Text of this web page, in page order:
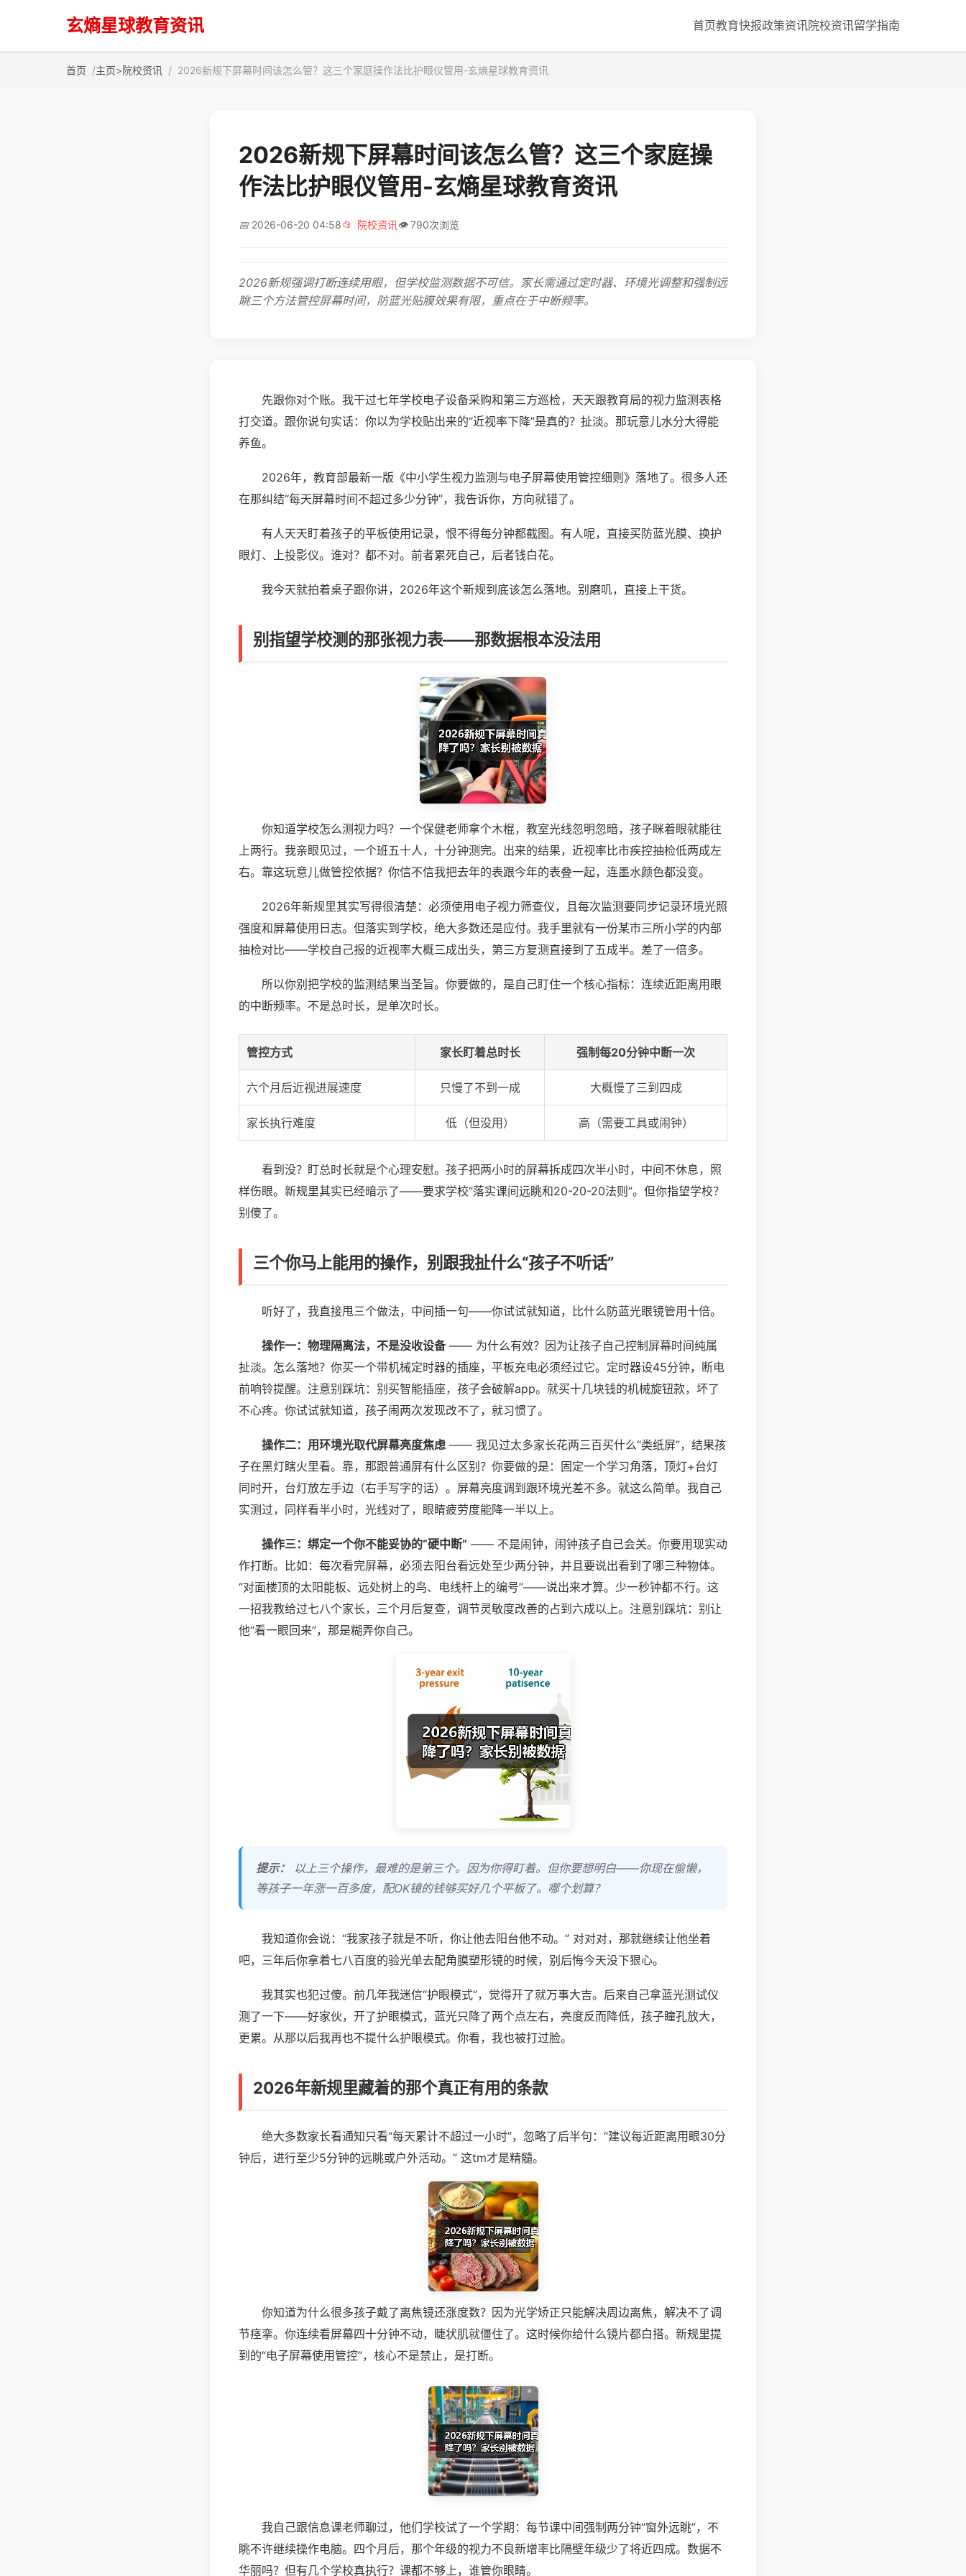
玄熵星球教育资讯 首页教育快报政策资讯院校资讯留学指南
首页 主页>院校资讯 2026新规下屏幕时间该怎么管？这三个家庭操作法比护眼仪管用-玄熵星球教育资讯
2026新规下屏幕时间该怎么管？这三个家庭操
作法比护眼仪管用-玄熵星球教育资讯
📅 2026-06-20 04:58📂 院校资讯👁️ 790次浏览
2026新规强调打断连续用眼，但学校监测数据不可信。家长需通过定时器、环境光调整和强制远
眺三个方法管控屏幕时间，防蓝光贴膜效果有限，重点在于中断频率。
先跟你对个账。我干过七年学校电子设备采购和第三方巡检，天天跟教育局的视力监测表格
打交道。跟你说句实话：你以为学校贴出来的“近视率下降”是真的？扯淡。那玩意儿水分大得能
养鱼。
2026年，教育部最新一版《中小学生视力监测与电子屏幕使用管控细则》落地了。很多人还
在那纠结“每天屏幕时间不超过多少分钟”，我告诉你，方向就错了。
有人天天盯着孩子的平板使用记录，恨不得每分钟都截图。有人呢，直接买防蓝光膜、换护
眼灯、上投影仪。谁对？都不对。前者累死自己，后者钱白花。
我今天就拍着桌子跟你讲，2026年这个新规到底该怎么落地。别磨叽，直接上干货。
别指望学校测的那张视力表——那数据根本没法用
你知道学校怎么测视力吗？一个保健老师拿个木棍，教室光线忽明忽暗，孩子眯着眼就能往
上两行。我亲眼见过，一个班五十人，十分钟测完。出来的结果，近视率比市疾控抽检低两成左
右。靠这玩意儿做管控依据？你信不信我把去年的表跟今年的表叠一起，连墨水颜色都没变。
2026年新规里其实写得很清楚：必须使用电子视力筛查仪，且每次监测要同步记录环境光照
强度和屏幕使用日志。但落实到学校，绝大多数还是应付。我手里就有一份某市三所小学的内部
抽检对比——学校自己报的近视率大概三成出头，第三方复测直接到了五成半。差了一倍多。
所以你别把学校的监测结果当圣旨。你要做的，是自己盯住一个核心指标：连续近距离用眼
的中断频率。不是总时长，是单次时长。
管控方式 家长盯着总时长 强制每20分钟中断一次
六个月后近视进展速度 只慢了不到一成 大概慢了三到四成
家长执行难度 低（但没用） 高（需要工具或闹钟）
看到没？盯总时长就是个心理安慰。孩子把两小时的屏幕拆成四次半小时，中间不休息，照
样伤眼。新规里其实已经暗示了——要求学校“落实课间远眺和20-20-20法则”。但你指望学校？
别傻了。
三个你马上能用的操作，别跟我扯什么“孩子不听话”
听好了，我直接甩三个做法，中间插一句——你试试就知道，比什么防蓝光眼镜管用十倍。
操作一：物理隔离法，不是没收设备—— 为什么有效？因为让孩子自己控制屏幕时间纯属
扯淡。怎么落地？你买一个带机械定时器的插座，平板充电必须经过它。定时器设45分钟，断电
前响铃提醒。注意别踩坑：别买智能插座，孩子会破解app。就买十几块钱的机械旋钮款，坏了
不心疼。你试试就知道，孩子闹两次发现改不了，就习惯了。
操作二：用环境光取代屏幕亮度焦虑 —— 我见过太多家长花两三百买什么“类纸屏”，结果孩
子在黑灯瞎火里看。靠，那跟普通屏有什么区别？你要做的是：固定一个学习角落，顶灯+台灯
同时开，台灯放左手边（右手写字的话）。屏幕亮度调到跟环境光差不多。就这么简单。我自己
实测过，同样看半小时，光线对了，眼睛疲劳度能降一半以上。
操作三：绑定一个你不能妥协的“硬中断” —— 不是闹钟，闹钟孩子自己会关。你要用现实动
作打断。比如：每次看完屏幕，必须去阳台看远处至少两分钟，并且要说出看到了哪三种物体。
“对面楼顶的太阳能板、远处树上的鸟、电线杆上的编号”——说出来才算。少一秒钟都不行。这
一招我教给过七八个家长，三个月后复查，调节灵敏度改善的占到六成以上。注意别踩坑：别让
他“看一眼回来”，那是糊弄你自己。
提示：
以上三个操作，最难的是第三个。因为你得盯着。但你要想明白——你现在偷懒，
等孩子一年涨一百多度，配OK镜的钱够买好几个平板了。哪个划算？
我知道你会说：“我家孩子就是不听，你让他去阳台他不动。” 对对对，那就继续让他坐着
吧，三年后你拿着七八百度的验光单去配角膜塑形镜的时候，别后悔今天没下狠心。
我其实也犯过傻。前几年我迷信“护眼模式”，觉得开了就万事大吉。后来自己拿蓝光测试仪
测了一下——好家伙，开了护眼模式，蓝光只降了两个点左右，亮度反而降低，孩子瞳孔放大，
更累。从那以后我再也不提什么护眼模式。你看，我也被打过脸。
2026年新规里藏着的那个真正有用的条款
绝大多数家长看通知只看“每天累计不超过一小时”，忽略了后半句：“建议每近距离用眼30分
钟后，进行至少5分钟的远眺或户外活动。” 这tm才是精髓。
你知道为什么很多孩子戴了离焦镜还涨度数？因为光学矫正只能解决周边离焦，解决不了调
节痉挛。你连续看屏幕四十分钟不动，睫状肌就僵住了。这时候你给什么镜片都白搭。新规里提
到的“电子屏幕使用管控”，核心不是禁止，是打断。
我自己跟信息课老师聊过，他们学校试了一个学期：每节课中间强制两分钟“窗外远眺”，不
眺不许继续操作电脑。四个月后，那个年级的视力不良新增率比隔壁年级少了将近四成。数据不
华丽吗？但有几个学校真执行？课都不够上，谁管你眼睛。